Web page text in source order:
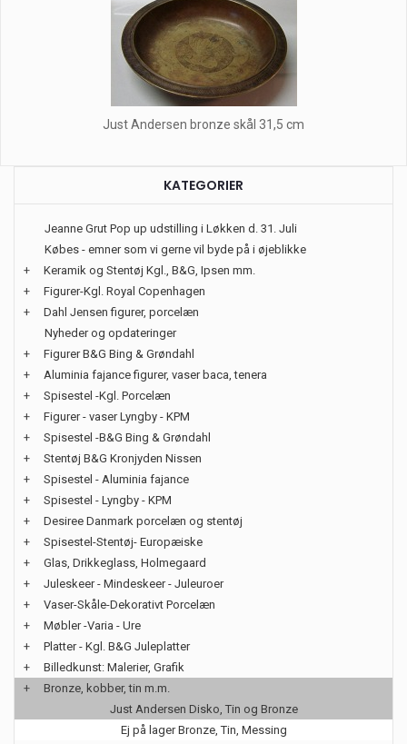
Just Andersen bronze skål 31,5 cm
KATEGORIER
Jeanne Grut Pop up udstilling i Løkken d. 31. Juli
Købes - emner som vi gerne vil byde på i øjeblikke
+
Keramik og Stentøj Kgl., B&G, Ipsen mm.
+
Figurer-Kgl. Royal Copenhagen
+
Dahl Jensen figurer, porcelæn
Nyheder og opdateringer
+
Figurer B&G Bing & Grøndahl
+
Aluminia fajance figurer, vaser baca, tenera
+
Spisestel -Kgl. Porcelæn
+
Figurer - vaser Lyngby - KPM
+
Spisestel -B&G Bing & Grøndahl
+
Stentøj B&G Kronjyden Nissen
+
Spisestel - Aluminia fajance
+
Spisestel - Lyngby - KPM
+
Desiree Danmark porcelæn og stentøj
+
Spisestel-Stentøj- Europæiske
+
Glas, Drikkeglass, Holmegaard
+
Juleskeer - Mindeskeer - Juleuroer
+
Vaser-Skåle-Dekorativt Porcelæn
+
Møbler -Varia - Ure
+
Platter - Kgl. B&G Juleplatter
+
Billedkunst: Malerier, Grafik
+
Bronze, kobber, tin m.m.
Just Andersen Disko, Tin og Bronze
Ej på lager Bronze, Tin, Messing